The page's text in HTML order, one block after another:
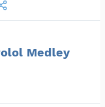
Medley